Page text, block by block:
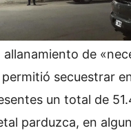
allanamiento de
secuestrar
un total de
parduzca, en